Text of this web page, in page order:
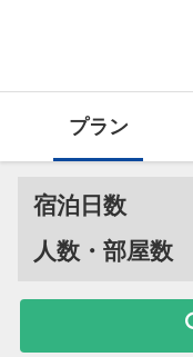
プラン
宿泊日数
人数・部屋数